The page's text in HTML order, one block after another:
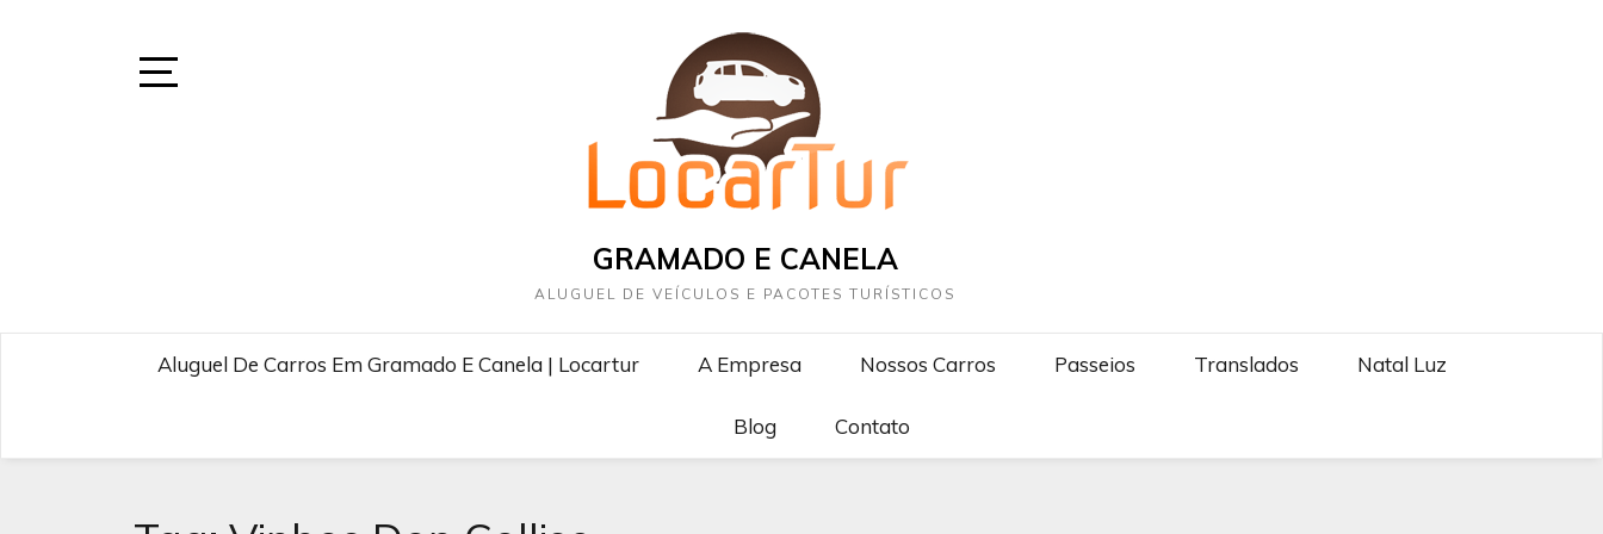
GRAMADO E CANELA
ALUGUEL DE VEÍCULOS E PACOTES TURÍSTICOS
Aluguel De Carros Em Gramado E Canela | Locartur A Empresa Nossos Carros Passeios Translados Natal Luz
Blog Contato